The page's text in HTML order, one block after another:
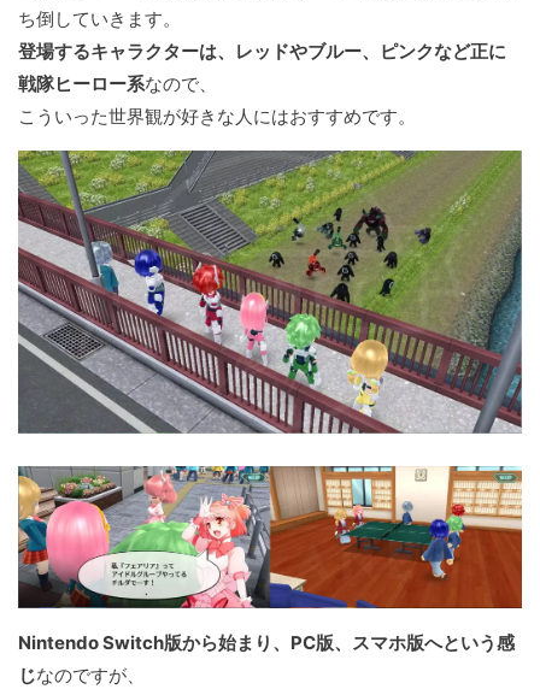
ち倒していきます。
登場するキャラクターは、レッドやブルー、ピンクなど正に
戦隊ヒーロー系なので、
こういった世界観が好きな人にはおすすめです。
Nintendo Switch版から始まり、PC版、スマホ版へという感
じなのですが、